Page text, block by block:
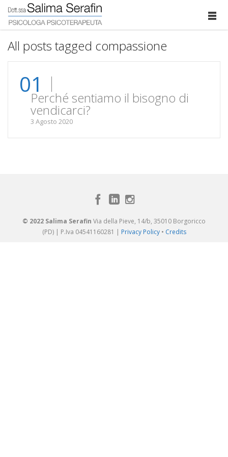
All posts tagged compassione
01Perché sentiamo il bisogno di
vendicarci?
3 Agosto 2020
© 2022 Salima Serafin Via della Pieve, 14/b, 35010 Borgoricco
(PD) | P.Iva 04541160281 | Privacy Policy• Credits